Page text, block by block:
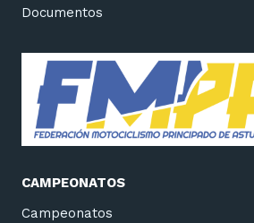
Documentos
CAMPEONATOS
Campeonatos